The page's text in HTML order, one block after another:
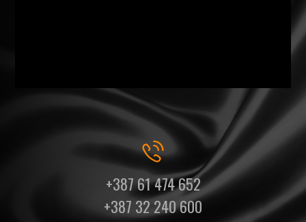
+387 61 474 652
+387 32 240 600